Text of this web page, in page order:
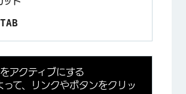
アクティブにする
って、リンクやボタンをクリッ